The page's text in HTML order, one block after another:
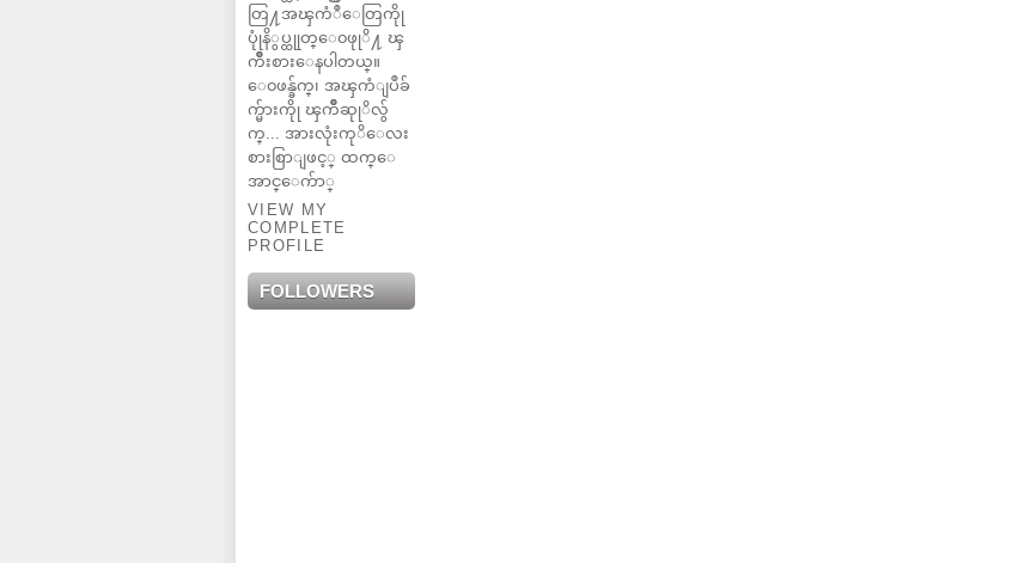
တြ႔အၾကံဳေတြကိုု
ပုုံနိွပ္ထုုတ္ေ၀ဖုုိ႔ ၾ
ကိဳးစားေနပါတယ္။
ေ၀ဖန္ခ်က္၊ အၾကံျပဳခ်
က္မ်ားကိုု ၾကိဳဆုုိလ်ွ
က္... အားလုံးကုိေလး
စားစြာျဖင့္ ထက္ေ
အာင္ေက်ာ္
VIEW MY
COMPLETE
PROFILE
FOLLOWERS